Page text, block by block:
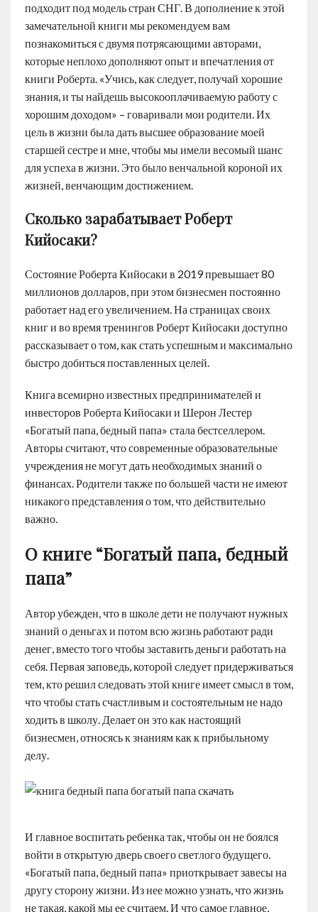
подходит под модель стран СНГ. В дополнение к этой
замечательной книги мы рекомендуем вам
познакомиться с двумя потрясающими авторами,
которые неплохо дополняют опыт и впечатления от
книги Роберта. «Учись, как следует, получай хорошие
знания, и ты найдешь высокооплачиваемую работу с
хорошим доходом» – говаривали мои родители. Их
цель в жизни была дать высшее образование моей
старшей сестре и мне, чтобы мы имели весомый шанс
для успеха в жизни. Это было венчальной короной их
жизней, венчающим достижением.
Сколько зарабатывает Роберт
Кийосаки?
Состояние Роберта Кийосаки в 2019 превышает 80
миллионов долларов, при этом бизнесмен постоянно
работает над его увеличением. На страницах своих
книг и во время тренингов Роберт Кийосаки доступно
рассказывает о том, как стать успешным и максимально
быстро добиться поставленных целей.
Книга всемирно известных предпринимателей и
инвесторов Роберта Кийосаки и Шерон Лестер
«Богатый папа, бедный папа» стала бестселлером.
Авторы считают, что современные образовательные
учреждения не могут дать необходимых знаний о
финансах. Родители также по большей части не имеют
никакого представления о том, что действительно
важно.
О книге “Богатый папа, бедный
папа”
Автор убежден, что в школе дети не получают нужных
знаний о деньгах и потом всю жизнь работают ради
денег, вместо того чтобы заставить деньги работать на
себя. Первая заповедь, которой следует придерживаться
тем, кто решил следовать этой книге имеет смысл в том,
что чтобы стать счастливым и состоятельным не надо
ходить в школу. Делает он это как настоящий
бизнесмен, относясь к знаниям как к прибыльному
делу.
И главное воспитать ребенка так, чтобы он не боялся
войти в открытую дверь своего светлого будущего.
«Богатый папа, бедный папа» приоткрывает завесы на
другу сторону жизни. Из нее можно узнать, что жизнь
не такая, какой мы ее считаем. И что самое главное,